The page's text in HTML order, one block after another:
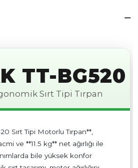
TT-BG520
Sırt Tipi Tırpan
Sırt Tipi Motorlu Tırpan**,
ve **11.5 kg** net ağırlığı ile
bile yüksek konfor